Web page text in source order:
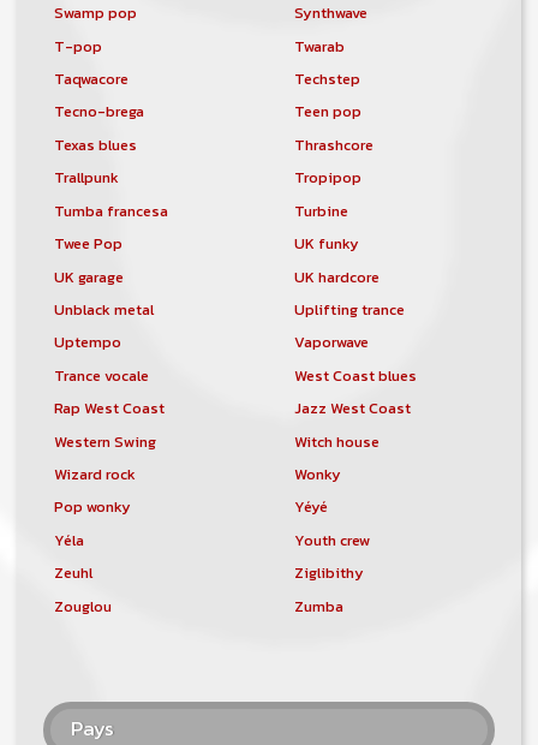
Swamp pop
Synthwave
T-pop
Twarab
Taqwacore
Techstep
Tecno-brega
Teen pop
Texas blues
Thrashcore
Trallpunk
Tropipop
Tumba francesa
Turbine
Twee Pop
UK funky
UK garage
UK hardcore
Unblack metal
Uplifting trance
Uptempo
Vaporwave
Trance vocale
West Coast blues
Rap West Coast
Jazz West Coast
Western Swing
Witch house
Wizard rock
Wonky
Pop wonky
Yéyé
Yéla
Youth crew
Zeuhl
Ziglibithy
Zouglou
Zumba
Pays